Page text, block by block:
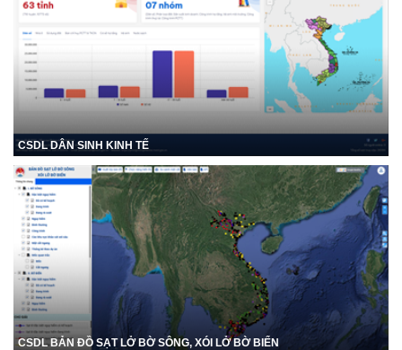
CSDL DÂN SINH KINH TẾ
CSDL BẢN ĐỒ SẠT LỞ BỜ SÔNG, XÓI LỞ BỜ BIỂN